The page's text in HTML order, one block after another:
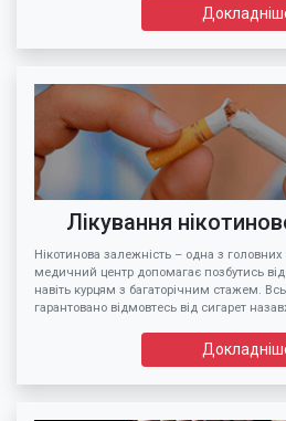
Лікування
Нікотинова залежність – одна з
медичний центр допомагає позбутись від
навіть курцям з багаторічним стажем.
гарантовано відмовтесь від сигарет